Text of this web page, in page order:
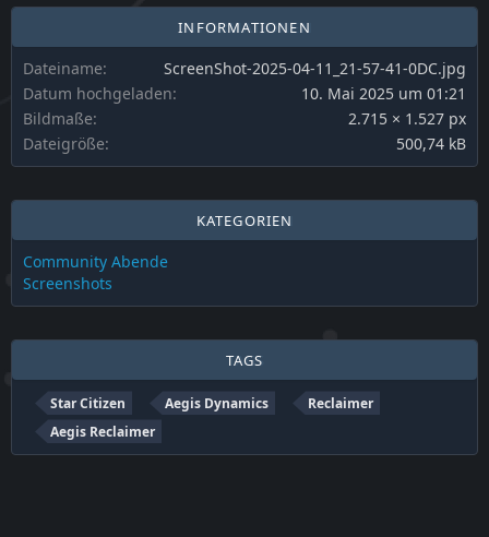
INFORMATIONEN
Dateiname
ScreenShot-2025-04-11_21-57-41-0DC.jpg
Datum hochgeladen
10. Mai 2025 um 01:21
Bildmaße
2.715 × 1.527 px
Dateigröße
500,74 kB
KATEGORIEN
Community Abende
Screenshots
TAGS
Star Citizen Aegis Dynamics
Reclaimer
Aegis Reclaimer